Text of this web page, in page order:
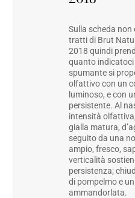
Sulla scheda
tratti di Brut
2018 quindi
quanto
spumante si
olfattivo con un
luminoso, e con
persistente. Al
intensità
gialla matura,
seguito da una
ampio, fresco,
verticalità
persistenza;
di pompelmo e
ammandorlata.